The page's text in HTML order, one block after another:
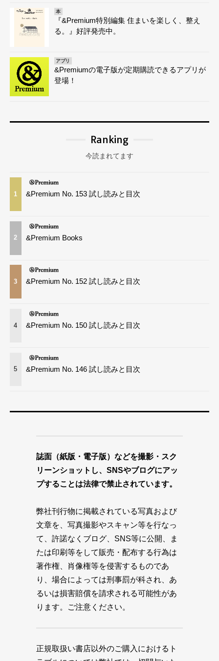
本
『&Premium特別編集 住まいを楽しく、整え
る。』好評発売中。
アプリ
&Premiumの電子版が定期購読できるアプリが
登場！
Ranking
今読まれてます
1 &Premium No. 153 試し読みと目次
2 &Premium Books
3 &Premium No. 152 試し読みと目次
4 &Premium No. 150 試し読みと目次
5 &Premium No. 146 試し読みと目次
誌面（紙版・電子版）などを撮影・スク
リーンショットし、SNSやブログにアッ
プすることは法律で禁止されています。
弊社刊行物に掲載されている写真および
文章を、写真撮影やスキャン等を行なっ
て、許諾なくブログ、SNS等に公開、ま
たは印刷等をして販売・配布する行為は
著作権、肖像権等を侵害するものであ
り、場合によっては刑事罰が科され、あ
るいは損害賠償を請求される可能性があ
ります。ご注意ください。
正規取扱い書店以外のご購入におけるト